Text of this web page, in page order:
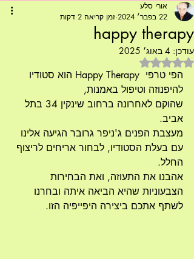
happy therapy
אורי סלע
22 בפבר׳ 2024
זמן קריאה 2 דקות
עודכן: 4 באוג׳ 2025
דירוג של NaN מתוך 5 כוכבים
הפי טרפי  Happy Therapy הוא סטודיו
להיפנוזה וטיפול באמנות,
שהוקם לאחרונה ברחוב שינקין 34 בתל
אביב.
מעצבת הפנים ג'ניפר גרובר הגיעה אלינו
עם בעלת הסטודיו, לבחור אריחים לריצוף
החלל.
אהבנו את התעוזה, ואת הבחירות
הצבעוניות שהיא הביאה איתה ובחרנו
לשתף אתכם ביצירה היפייפיה הזו.